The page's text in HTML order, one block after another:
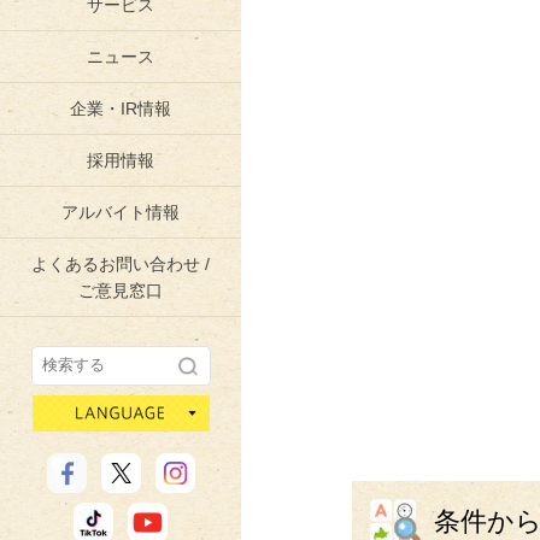
サービス
ニュース
企業・IR情報
採用情報
アルバイト情報
よくあるお問い合わせ /
ご意見窓口
条件か